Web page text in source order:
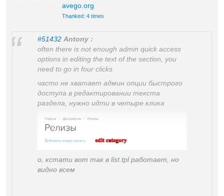
avego.org
Thanked: 4 times
#51432 Antony :
often there is not enough admin quick access
options in editing the text of the section, you
need to go in four clicks
часто не хватает админ опции быстрого
доступа в редактировании текста
раздела, нужно идти в четыре клика
о, кстати вот так в list.tpl работает, но
видно всем